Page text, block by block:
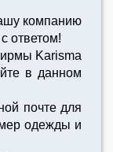
компанию
ответом!
Karisma
в данном
почте для
одежды и